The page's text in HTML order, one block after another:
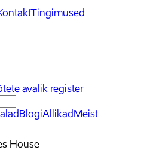
Tingimused
avalik register
BlogiAllikadMeist
House